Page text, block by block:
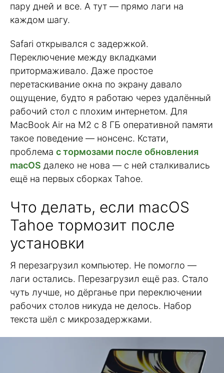
пару дней и все. А тут — прямо лаги на
каждом шагу.
Safari открывался с задержкой.
Переключение между вкладками
притормаживало. Даже простое
перетаскивание окна по экрану давало
ощущение, будто я работаю через удалённый
рабочий стол с плохим интернетом. Для
MacBook Air на M2 с 8 ГБ оперативной памяти
такое поведение — нонсенс. Кстати,
проблема с тормозами после обновления
macOS далеко не нова — с ней сталкивались
ещё на первых сборках Tahoe.
Что делать, если macOS
Tahoe тормозит после
установки
Я перезагрузил компьютер. Не помогло —
лаги остались. Перезагрузил ещё раз. Стало
чуть лучше, но дёрганье при переключении
рабочих столов никуда не делось. Набор
текста шёл с микрозадержками.